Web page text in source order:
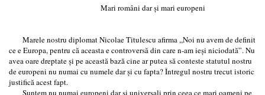
Mari români dar şi mari europeni
Marele nostru diplomat Nicolae Titulescu afirma ,,Noi nu avem de definit
ce e Europa, pentru că aceasta e controversă din care n-am ieşi niciodată”. Nu
avea oare dreptate şi pe această bază cine ar putea să conteste statutul nostru
de europeni nu numai cu numele dar şi cu fapta? Întregul nostru trecut istoric
justifică acest fapt.
Suntem nu numai europeni dar şi universali prin ceea ce mari oameni pe